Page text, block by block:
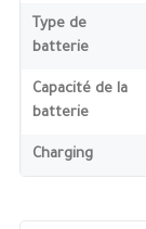
Type de
batterie
Capacité de la
batterie
Charging